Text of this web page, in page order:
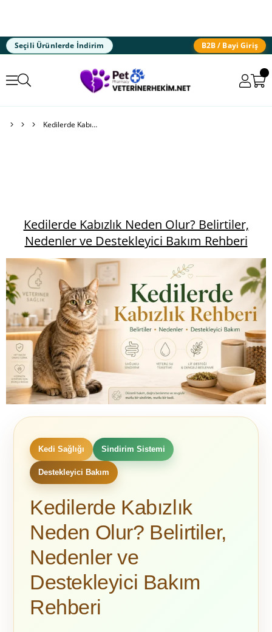
Seçili Ürünlerde İndirim B2B / Bayi Giriş
Kedilerde Kabızlık Neden Olur? Belirtiler, Nedenler ve Destekleyici Bakım Rehberi
Kedilerde Kabızlık Neden Olur? Belirtiler,
Nedenler ve Destekleyici Bakım Rehberi
Kedi Sağlığı Sindirim Sistemi
Destekleyici Bakım
Kedilerde Kabızlık
Neden Olur? Belirtiler,
Nedenler ve
Destekleyici Bakım
Rehberi